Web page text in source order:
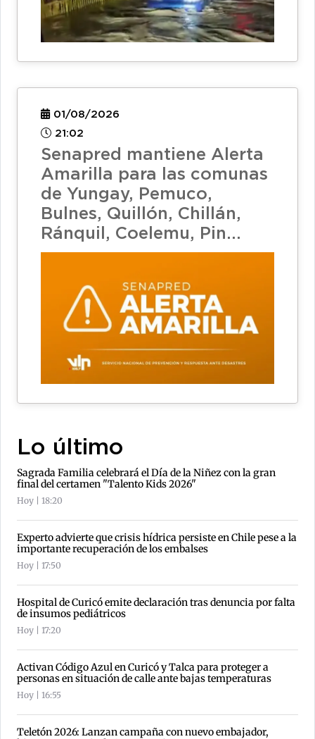
01/08/2026
21:02
Senapred mantiene Alerta
Amarilla para las comunas
de Yungay, Pemuco,
Bulnes, Quillón, Chillán,
Ránquil, Coelemu, Pin...
Lo último
Sagrada Familia celebrará el Día de la Niñez con la gran
final del certamen "Talento Kids 2026"
Hoy | 18:20
Experto advierte que crisis hídrica persiste en Chile pese a la
importante recuperación de los embalses
Hoy | 17:50
Hospital de Curicó emite declaración tras denuncia por falta
de insumos pediátricos
Hoy | 17:20
Activan Código Azul en Curicó y Talca para proteger a
personas en situación de calle ante bajas temperaturas
Hoy | 16:55
Teletón 2026: Lanzan campaña con nuevo embajador,